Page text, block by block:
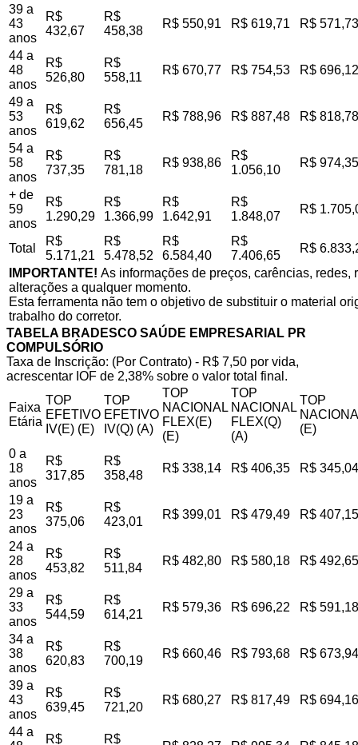
39 a
43
anos
R$
432,67
R$
458,38
R$ 550,91 R$ 619,71 R$ 571,73
44 a
48
anos
R$
526,80
R$
558,11
R$ 670,77 R$ 754,53 R$ 696,12
49 a
53
anos
R$
619,62
R$
656,45
R$ 788,96 R$ 887,48 R$ 818,78
54 a
58
anos
R$
737,35
R$
781,18
R$ 938,86
R$
1.056,10
R$ 974,35
+ de
59
anos
R$
1.290,29
R$
1.366,99
R$
1.642,91
R$
1.848,07
R$
Total
R$
5.171,21
R$
5.478,52
R$
6.584,40
R$
7.406,65
R$
IMPORTANTE! As informações de preços, carências,
alterações a qualquer momento.
Esta ferramenta não tem o objetivo de substituir o material
trabalho do corretor.
TABELA BRADESCO SAÚDE EMPRESARIAL PR
COMPULSÓRIO
Taxa de Inscrição: (Por Contrato) - R$ 7,50 por vida,
acrescentar IOF de 2,38% sobre o valor total final.
Faixa
Etária
TOP
EFETIVO
IV(E) (E)
TOP
EFETIVO
IV(Q) (A)
TOP
NACIONAL
FLEX(E)
(E)
TOP
NACIONAL
FLEX(Q)
(A)
TOP
(E)
0 a
18
anos
R$
317,85
R$
358,48
R$ 338,14 R$ 406,35 R$ 345,04
19 a
23
anos
R$
375,06
R$
423,01
R$ 399,01 R$ 479,49 R$ 407,15
24 a
28
anos
R$
453,82
R$
511,84
R$ 482,80 R$ 580,18 R$ 492,65
29 a
33
anos
R$
544,59
R$
614,21
R$ 579,36 R$ 696,22 R$ 591,18
34 a
38
anos
R$
620,83
R$
700,19
R$ 660,46 R$ 793,68 R$ 673,94
39 a
43
anos
R$
639,45
R$
721,20
R$ 680,27 R$ 817,49 R$ 694,16
44 a
R$ R$